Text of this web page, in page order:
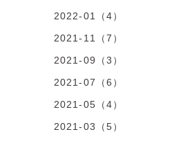
2022-01（4）
2021-11（7）
2021-09（3）
2021-07（6）
2021-05（4）
2021-03（5）